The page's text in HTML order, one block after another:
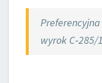
wyrok C‑285/